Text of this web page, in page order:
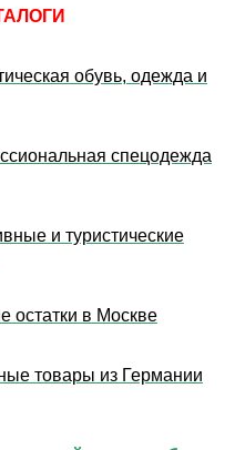
обувь, одежда и
спецодежда
и туристические
остатки в Москве
товары из Германии